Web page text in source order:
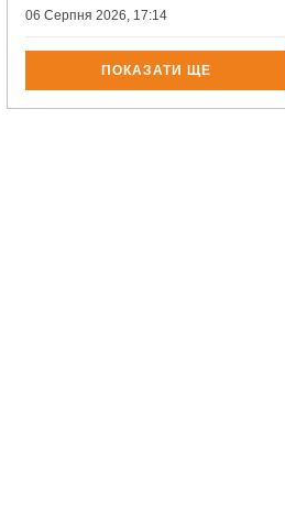
06 Серпня 2026, 17:14
ПОКАЗАТИ ЩЕ